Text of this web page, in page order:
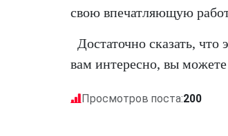
свою впечатляющую
Достаточно сказать,
вам интересно, вы
Просмотров поста:200